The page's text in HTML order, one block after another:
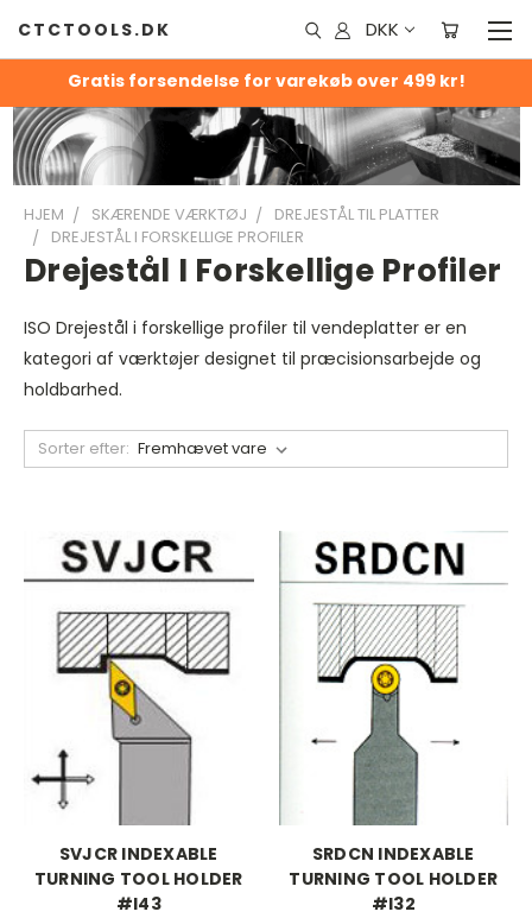
Gratis forsendelse for varekøb over 499 kr!
CTCTOOLS.DK DKK
HJEM SKÆRENDE VÆRKTØJ
DREJESTÅL TIL PLATTER
DREJESTÅL I FORSKELLIGE PROFILER
Drejestål I Forskellige Profiler
ISO Drejestål i forskellige profiler til vendeplatter er en
kategori af værktøjer designet til præcisionsarbejde og
holdbarhed.
Sorter efter:
SVJCR INDEXABLE
TURNING TOOL HOLDER
#I43
SRDCN INDEXABLE
TURNING TOOL HOLDER
#I32